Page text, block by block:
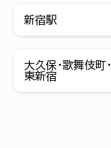
新宿駅
大久保・歌舞伎町・
東新宿